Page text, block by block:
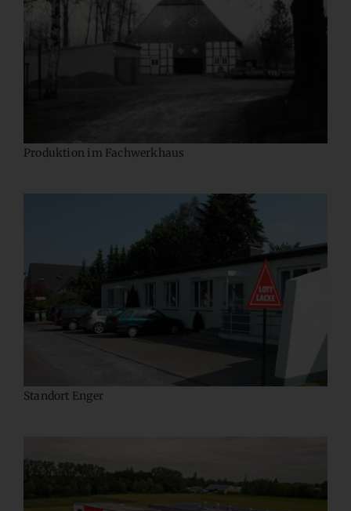
Produktion im Fachwerkhaus
Standort Enger